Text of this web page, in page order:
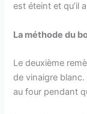
est éteint et qu’il
La méthode du
Le deuxième
de vinaigre
au four pendant